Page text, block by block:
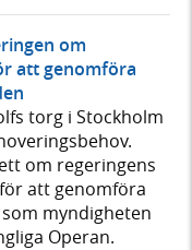
om
att genomföra
torg i Stockholm
om regeringens
att genomföra
myndigheten
Operan.